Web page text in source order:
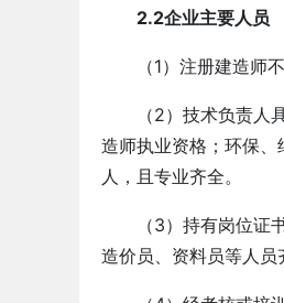
2.2企业主要人员
（1）注册建造师
（2）技术负责
造师执业资格；环保
人，且专业齐全。
（3）持有岗位证
造价员、资料员等人员